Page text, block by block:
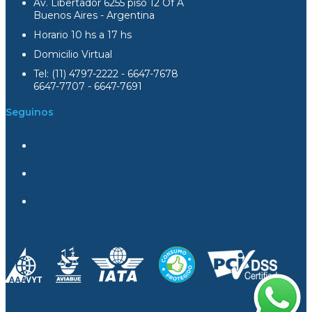
Av. Libertador 6255 piso 12 Of A
Buenos Aires - Argentina
Horario 10 hs a 17 hs
Domicilio Virtual
Tel: (11) 4797-2222 - 6647-7678
6647-7707 - 6647-7691
Seguinos